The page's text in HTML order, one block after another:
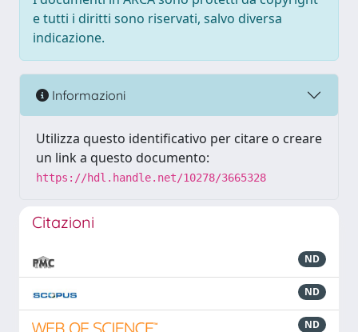
e tutti i diritti sono riservati, salvo diversa
indicazione.
Informazioni
Utilizza questo identificativo per citare o creare
un link a questo documento:
https://hdl.handle.net/10278/3665328
Citazioni
ND
ND
ND